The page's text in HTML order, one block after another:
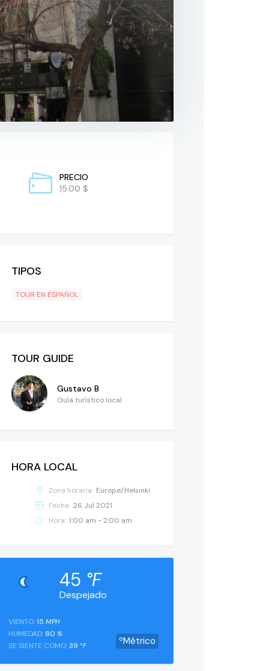
PRECIO
15.00 $
TIPOS
TOUR EN ESPAÑOL
TOUR GUIDE
Gustavo B
Guía turístico local
HORA LOCAL
Zona horaria: Europe/Helsinki
Fecha: 26 Jul 2021
Hora: 1:00 am - 2:00 am
Despejado
45 °F
ºMétrico
VIENTO:15 MPH
HUMEDAD: 80 %
SE SIENTE COMO:39 °F